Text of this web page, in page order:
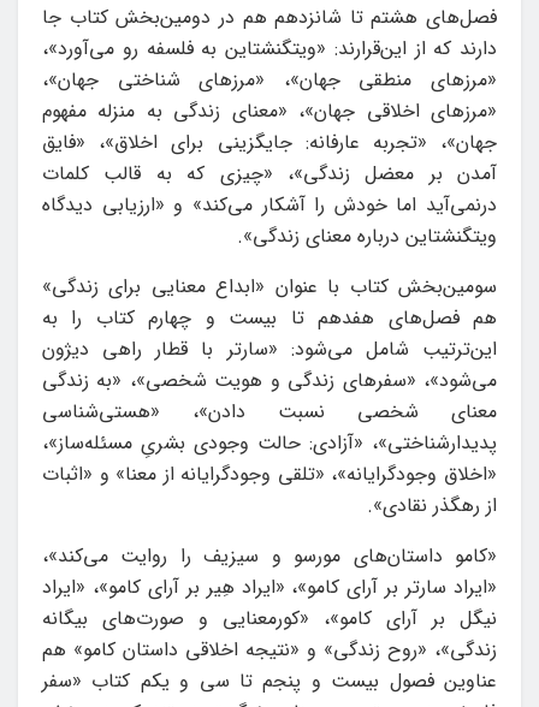
فصل‌های هشتم تا شانزدهم هم در دومین‌بخش کتاب جا
دارند که از این‌قرارند: «ویتگنشتاین به فلسفه رو می‌آورد»،
«مرزهای منطقی جهان»، «مرزهای شناختی جهان»،
«مرزهای اخلاقی جهان»، «معنای زندگی به منزله مفهوم
جهان»، «تجربه عارفانه: جایگزینی برای اخلاق»،‌ «فایق
آمدن بر معضل زندگی»، «چیزی که به قالب کلمات
درنمی‌آید اما خودش را آشکار می‌کند» و «ارزیابی دیدگاه
ویتگنشتاین درباره معنای زندگی».
سومین‌بخش کتاب با عنوان «ابداع معنایی برای زندگی»
هم فصل‌های هفدهم تا بیست و چهارم کتاب را به
این‌ترتیب شامل می‌شود: «سارتر با قطار راهی دیژون
می‌شود»، «سفرهای زندگی و هویت شخصی»، «به زندگی
معنای شخصی نسبت دادن»، «هستی‌شناسی
پدیدارشناختی»، «آزادی: حالت وجودی بشریِ مسئله‌ساز»،
«اخلاق وجودگرایانه»، «تلقی وجودگرایانه از معنا» و «اثبات
از رهگذر نقادی».
«کامو داستان‌های مورسو و سیزیف را روایت می‌کند»،
«ایراد سارتر بر آرای کامو»، «ایراد هِیر بر آرای کامو»، «ایراد
نیگل بر آرای کامو»، «کورمعنایی و صورت‌های بیگانه
زندگی»، «روح زندگی» و «نتیجه اخلاقی داستان کامو» هم
عناوین فصول بیست و پنجم تا سی و یکم کتاب «سفر